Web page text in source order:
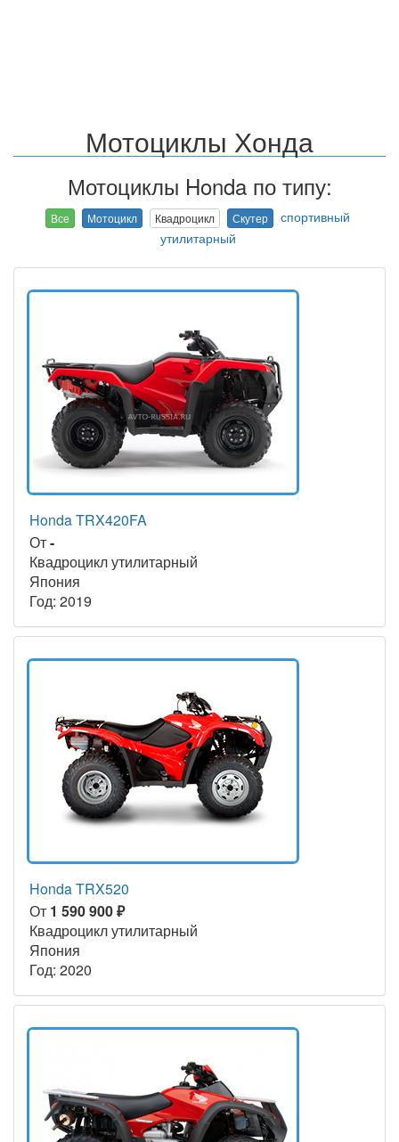
Мотоциклы Хонда
Мотоциклы Honda по типу:
Все Мотоцикл Квадроцикл Скутер
спортивный
утилитарный
Honda TRX420FA
От-
Квадроцикл утилитарный
Япония
Год: 2019
Honda TRX520
От 1 590 900 ₽
Квадроцикл утилитарный
Япония
Год: 2020